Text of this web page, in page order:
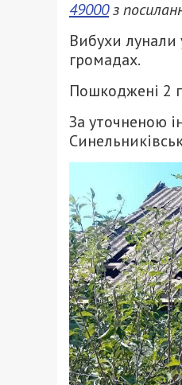
49000з
Вибухи лунали
громадах.
Пошкоджені 2
За уточненою